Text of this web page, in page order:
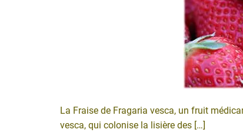
La Fraise de Fragaria vesca, un fruit
vesca, qui colonise la lisière des […]